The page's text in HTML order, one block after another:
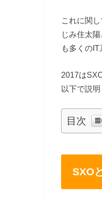
これに関
じみ住太陽
も多くのIT
2017は
以下で説明
目次
SXO